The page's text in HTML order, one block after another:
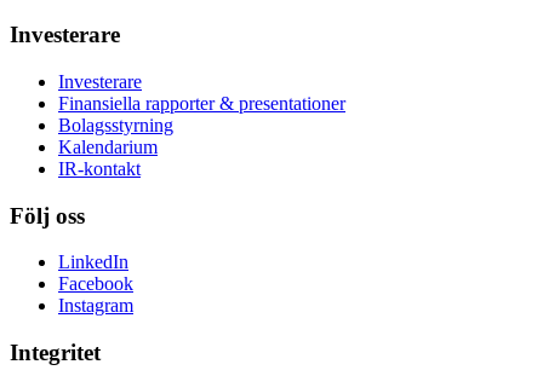
Investerare
Investerare
Finansiella rapporter & presentationer
Bolagsstyrning
Kalendarium
IR-kontakt
Följ oss
LinkedIn
Facebook
Instagram
Integritet